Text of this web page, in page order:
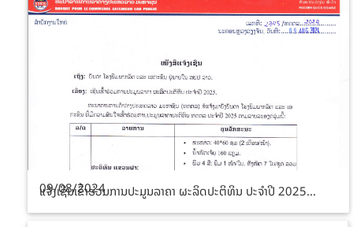
ແຈ້ງເຊີນເຂົ້າຮ່ວມການປະມູນລາຄາ ຜະລິດປະຕິທິນ ປະຈຳປີ 2025...
09/08/2024